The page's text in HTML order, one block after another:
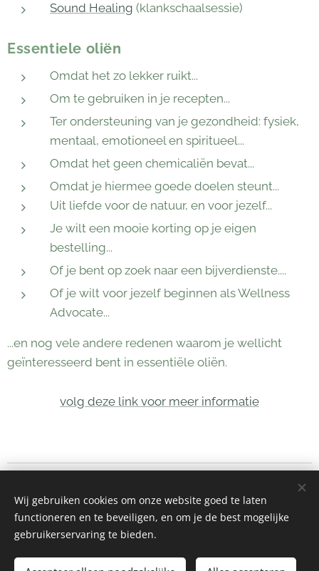
Sound Healing (klankschaalsessie)
Essentiele oliën
Omdat het zo lekker ruikt...
Om te gebruiken in je recepten...
Ter ondersteuning van je gezondheid: fysiek,
mentaal, emotioneel en spiritueel...
Omdat het geen chemicaliën bevat...
Omdat je hiermee goede doelen steunt...
Uit liefde voor de natuur, en voor jezelf...
Je wilt een mooie korting op je eigen
bestelling...
Of je bent op zoek naar een bijverdienste....
Of je wilt voor jezelf beginnen als Wellness
Advocate...
...en nog vele andere redenen waarom je wellicht
geïnteresseerd bent in essentiële oliën.
volg deze link voor meer informatie
KvK: 87277026
CAT-BO nr.: 84132022-08-28
Wij gebruiken cookies om onze website goed te laten
functioneren en te beveiligen, en om je de best mogelijke
gebruikerservaring te bieden.